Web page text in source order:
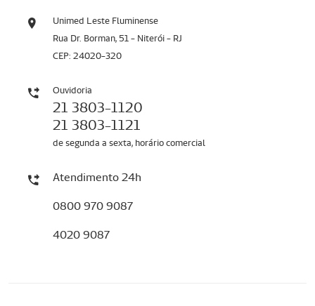
Unimed Leste Fluminense
Rua Dr. Borman, 51 - Niterói - RJ
CEP: 24020-320
Ouvidoria
21 3803-1120
21 3803-1121
de segunda a sexta, horário comercial
Atendimento 24h
0800 970 9087
4020 9087